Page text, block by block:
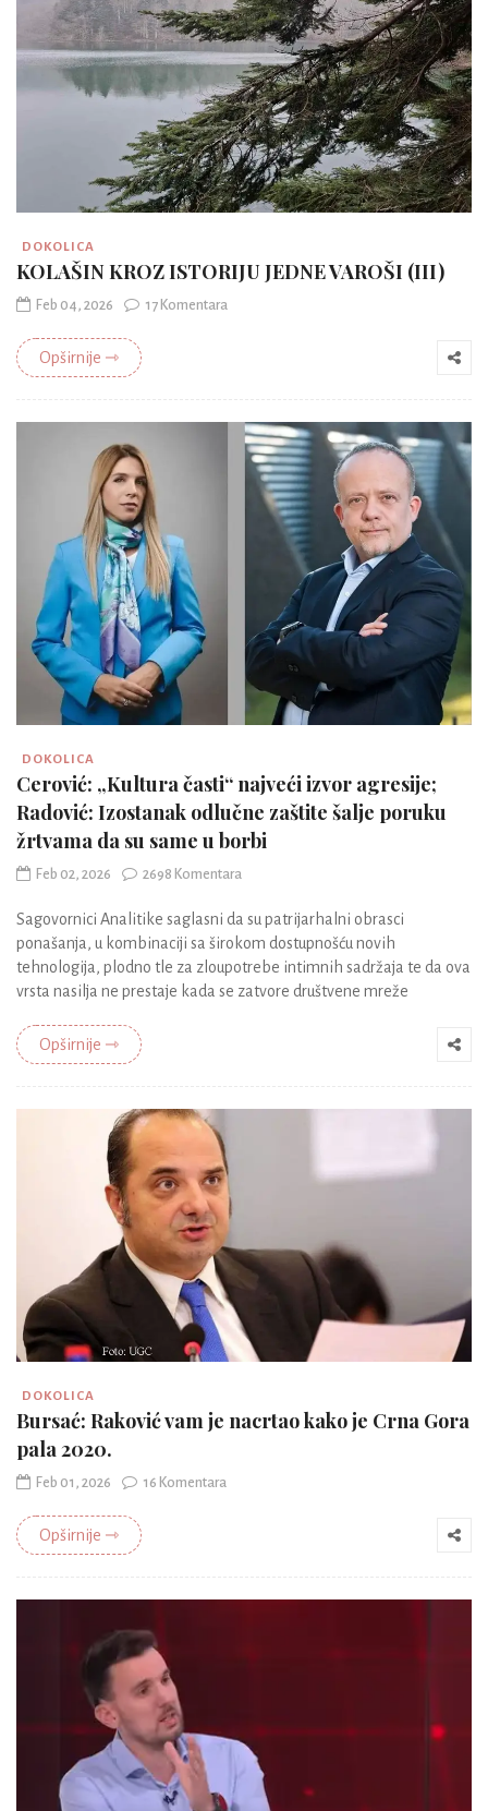
DOKOLICA
KOLAŠIN KROZ ISTORIJU JEDNE VAROŠI (III)
Feb 04, 2026 17 Komentara
Opširnije ⇾
DOKOLICA
Cerović: „Kultura časti“ najveći izvor agresije;
Radović: Izostanak odlučne zaštite šalje poruku
žrtvama da su same u borbi
Feb 02, 2026 2698 Komentara
Sagovornici Analitike saglasni da su patrijarhalni obrasci
ponašanja, u kombinaciji sa širokom dostupnošću novih
tehnologija, plodno tle za zloupotrebe intimnih sadržaja te da ova
vrsta nasilja ne prestaje kada se zatvore društvene mreže
Opširnije ⇾
DOKOLICA
Bursać: Raković vam je nacrtao kako je Crna Gora
pala 2020.
Feb 01, 2026 16 Komentara
Opširnije ⇾